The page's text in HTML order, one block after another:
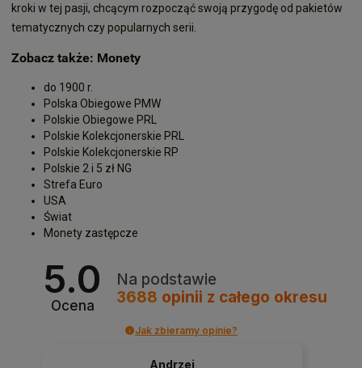
kroki w tej pasji, chcącym rozpocząć swoją przygodę od pakietów
tematycznych czy popularnych serii.
Zobacz także: Monety
do 1900 r.
Polska Obiegowe PMW
Polskie Obiegowe PRL
Polskie Kolekcjonerskie PRL
Polskie Kolekcjonerskie RP
Polskie 2 i 5 zł NG
Strefa Euro
USA
Świat
Monety zastępcze
5.0
Ocena
Na podstawie
3688 opinii z całego okresu
Jak zbieramy opinie?